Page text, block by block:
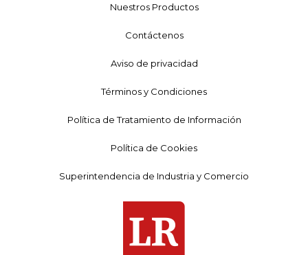
Nuestros Productos
Contáctenos
Aviso de privacidad
Términos y Condiciones
Política de Tratamiento de Información
Política de Cookies
Superintendencia de Industria y Comercio